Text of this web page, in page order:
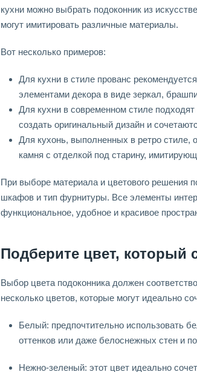
кухни можно выбрать подоконник из
могут имитировать различные материалы.
Вот несколько примеров:
Для кухни в стиле прованс
элементами декора в виде зеркал,
Для кухни в современном стиле
создать оригинальный дизайн и
Для кухонь, выполненных в ретро стиле,
камня с отделкой под старину,
При выборе материала и цветового решения
шкафов и тип фурнитуры. Все элементы
функциональное, удобное и красивое
Подберите цвет, который
Выбор цвета подоконника должен
несколько цветов, которые могут идеально
Белый: предпочтительно использовать
оттенков или даже белоснежных стен и
Нежно-зеленый: этот цвет идеально